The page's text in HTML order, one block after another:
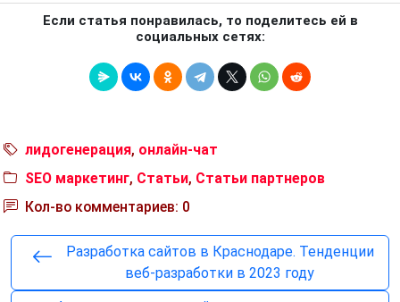
Если статья понравилась, то поделитесь ей в
социальных сетях:
лидогенерация, онлайн-чат
SEO маркетинг, Статьи, Статьи партнеров
Кол-во комментариев: 0
Разработка сайтов в Краснодаре. Тенденции
веб-разработки в 2023 году